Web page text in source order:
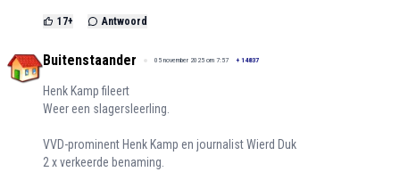
17+ Antwoord
Buitenstaander 05 november 2025 om 7:57 + 14837
Henk Kamp fileert
Weer een slagersleerling.
VVD-prominent Henk Kamp en journalist Wierd Duk
2 x verkeerde benaming.